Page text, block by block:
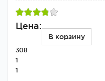
Цена:
В корзину
308
1
1